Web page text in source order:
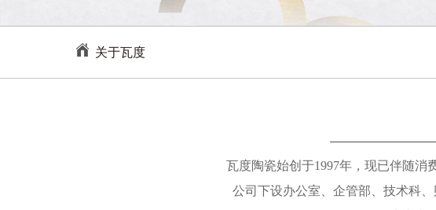
关于瓦度
瓦度陶瓷始创于1997年，现已伴随消
公司下设办公室、企管部、技术科